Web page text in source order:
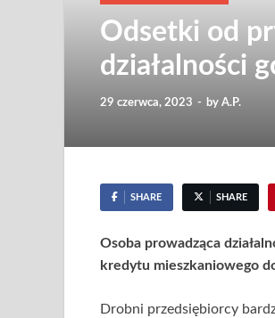
Odsetki od
działalności
29 czerwca, 2023 - by A.P.
SHARE SHARE
Osoba prowadząca
kredytu mieszkaniowego
Drobni przedsiębiorcy